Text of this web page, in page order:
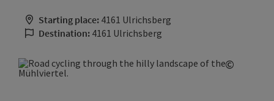
Starting place: 4161 Ulrichsberg
Destination: 4161 Ulrichsberg
©